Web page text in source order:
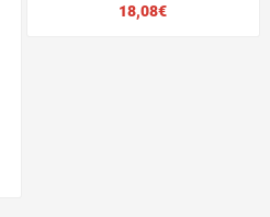
18,08€Preis